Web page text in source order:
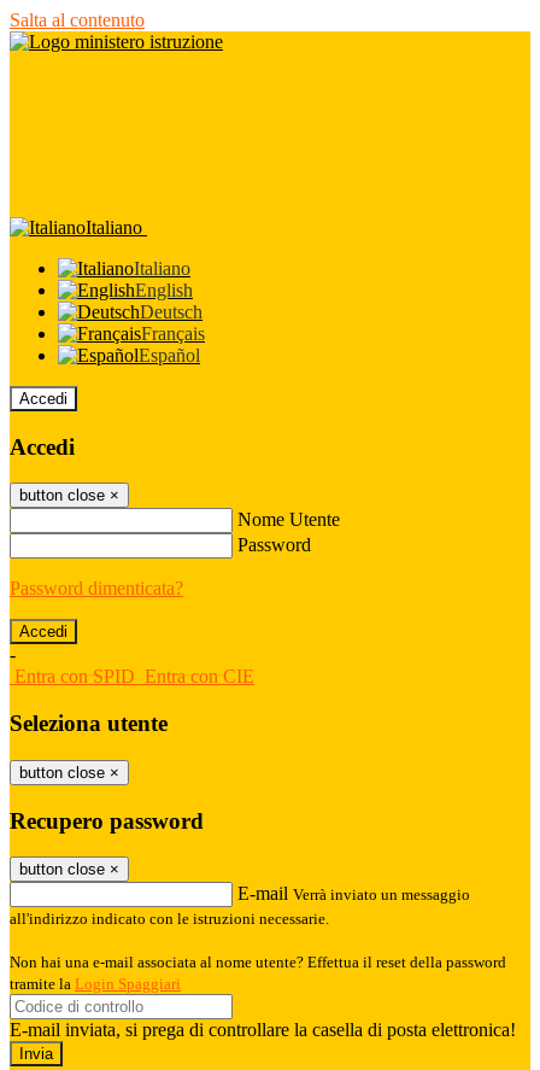
Salta al contenuto
Italiano
Italiano
English
Deutsch
Français
Español
Accedi
Accedi
button close ×
Nome Utente
Password
Password dimenticata?
-
Entra con SPID Entra con CIE
Seleziona utente
button close ×
Recupero password
button close ×
E-mail Verrà inviato un messaggio
all'indirizzo indicato con le istruzioni necessarie.
Non hai una e-mail associata al nome utente? Effettua il reset della password
tramite la Login Spaggiari
E-mail inviata, si prega di controllare la casella di posta elettronica!